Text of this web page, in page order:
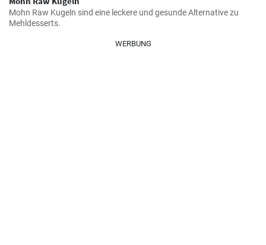
Mohn Raw Kugeln sind eine leckere und gesunde Alternative zu
Mehldesserts.
WERBUNG